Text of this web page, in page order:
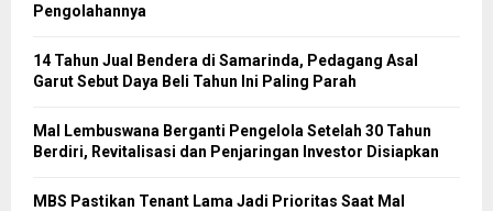
Pengolahannya
14 Tahun Jual Bendera di Samarinda, Pedagang Asal
Garut Sebut Daya Beli Tahun Ini Paling Parah
Mal Lembuswana Berganti Pengelola Setelah 30 Tahun
Berdiri, Revitalisasi dan Penjaringan Investor Disiapkan
MBS Pastikan Tenant Lama Jadi Prioritas Saat Mal